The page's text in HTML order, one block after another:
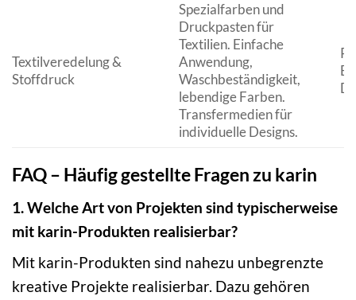
Textilveredelung &
Stoffdruck
Spezialfarben und
Druckpasten für
Textilien. Einfache
Anwendung,
Waschbeständigkeit,
lebendige Farben.
Transfermedien für
individuelle Designs.
FAQ – Häufig gestellte Fragen zu karin
1. Welche Art von Projekten sind typischerweise
mit karin-Produkten realisierbar?
Mit karin-Produkten sind nahezu unbegrenzte
kreative Projekte realisierbar. Dazu gehören